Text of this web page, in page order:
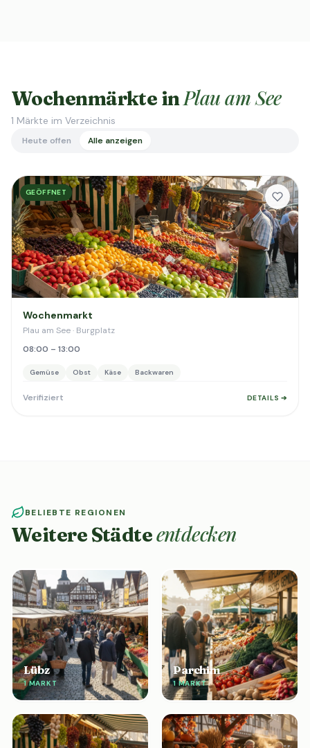
Wochenmärkte inPlau am See
1 Märkte im Verzeichnis
Heute offen Alle anzeigen
GEÖFFNET
Wochenmarkt
Plau am See · Burgplatz
08:00 – 13:00
Gemüse Obst Käse Backwaren
Verifiziert DETAILS ➔
BELIEBTE REGIONEN
Weitere Städteentdecken
Lübz
1 MARKT
Parchim
1 MARKT